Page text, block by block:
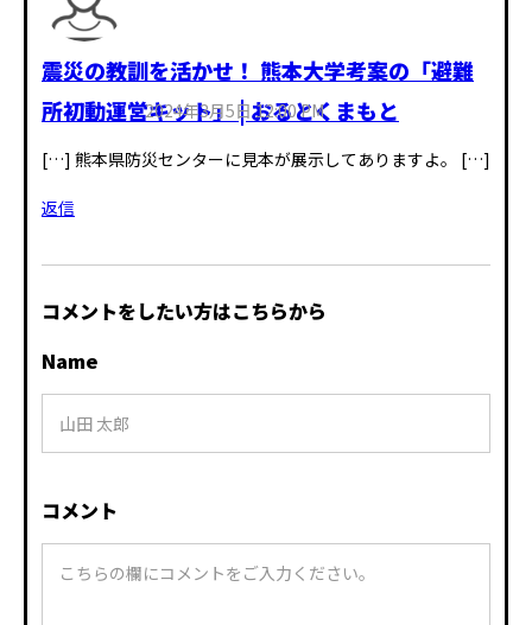
震災の教訓を活かせ！ 熊本大学考案の「避難
所初動運営キット」 | おるとくまもと
2024年3月5日 12:00 PM
[…] 熊本県防災センターに見本が展示してありますよ。 […]
返信
コメントをしたい方はこちらから
コメント
Name